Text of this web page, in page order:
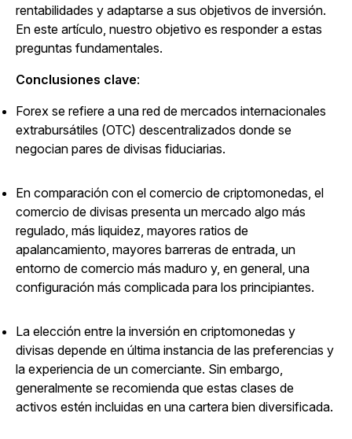
rentabilidades y adaptarse a sus objetivos de inversión.
En este artículo, nuestro objetivo es responder a estas
preguntas fundamentales.
Conclusiones clave:
Forex se refiere a una red de mercados internacionales
extrabursátiles (OTC) descentralizados donde se
negocian pares de divisas fiduciarias.
En comparación con el comercio de criptomonedas, el
comercio de divisas presenta un mercado algo más
regulado, más liquidez, mayores ratios de
apalancamiento, mayores barreras de entrada, un
entorno de comercio más maduro y, en general, una
configuración más complicada para los principiantes.
La elección entre la inversión en criptomonedas y
divisas depende en última instancia de las preferencias y
la experiencia de un comerciante. Sin embargo,
generalmente se recomienda que estas clases de
activos estén incluidas en una cartera bien diversificada.